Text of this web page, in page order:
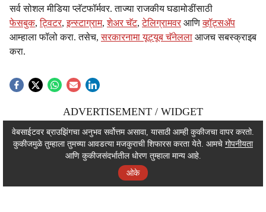
सर्व सोशल मीडिया प्लॅटफॉर्मवर. ताज्या राजकीय घडामोडींसाठी
फेसबुक,ट्विटर,इन्स्टाग्राम,शेअर चॅट,टेलिग्रामवर आणिव्हॉट्सॲप
आम्हाला फॉलो करा. तसेच,सरकारनामा यूट्यूब चॅनेलला आजच सबस्क्राइब
करा.
ADVERTISEMENT / WIDGET
ADVERTISEMENT / WIDGET
ADVERTISEMENT / WIDGET
वेबसाईटवर ब्राउझिंगचा अनुभव सर्वोत्तम असावा, यासाठी आम्ही कुकीजचा वापर करतो.
कुकीजमुळे तुम्हाला तुमच्या आवडत्या मजकुराची शिफारस करता येते. आमचे गोपनीयता
आणि कुकीजसंदर्भातील धोरण तुम्हाला मान्य आहे.
ओके